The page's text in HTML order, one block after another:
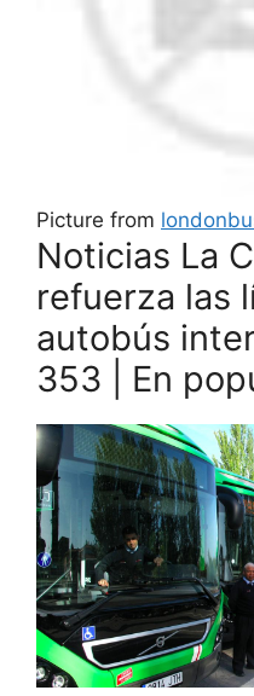
Picture from
Noticias La
refuerza las
autobús
353 | En